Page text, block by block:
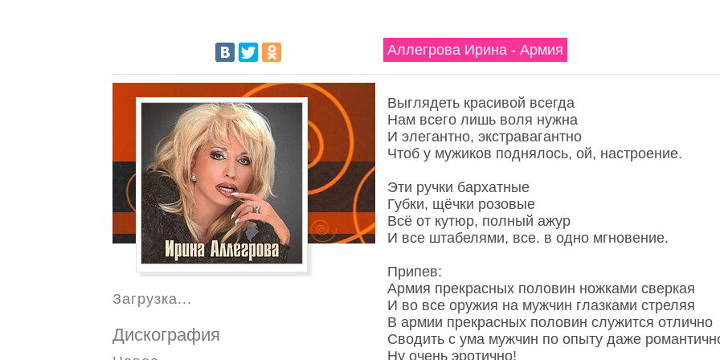
Аллегрова Ирина - Армия
Выглядеть красивой всегда
Нам всего лишь воля нужна
И элегантно, экстравагантно
Чтоб у мужиков поднялось, ой, настроение.
Эти ручки бархатные
Губки, щёчки розовые
Всё от кутюр, полный ажур
И все штабелями, все. в одно мгновение.
Припев:
Армия прекрасных половин ножками сверкая
И во все оружия на мужчин глазками стреляя
В армии прекрасных половин служится отлично
Сводить с ума мужчин по опыту даже
Ну очень эротично!
Загрузка...
Дискография